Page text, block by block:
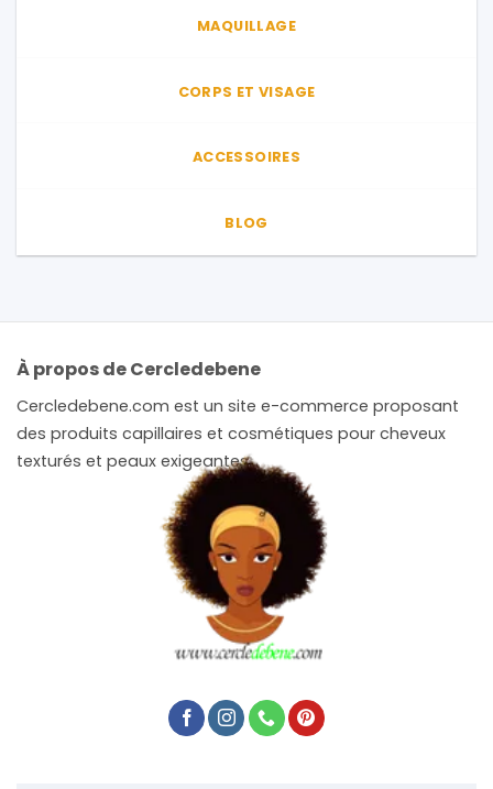
MAQUILLAGE
CORPS ET VISAGE
ACCESSOIRES
BLOG
À propos de Cercledebene
Cercledebene.com est un site e-commerce proposant
des produits capillaires et cosmétiques pour cheveux
texturés et peaux exigeantes.